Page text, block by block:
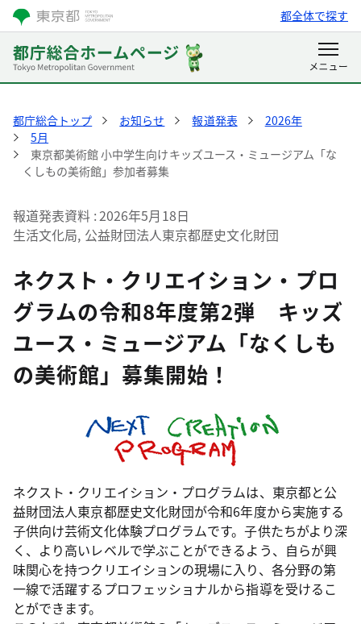
都全体で探す
都庁総合トップ お知らせ 報道発表
2026年
5月
東京都美術館 小中学生向けキッズユース・ミュージアム「な
くしもの美術館」参加者募集
報道発表資料 2026年5月18日
生活文化局, 公益財団法人東京都歴史文化財団
ネクスト・クリエイション・プロ
グラムの令和8年度第2弾 キッズ
ユース・ミュージアム「なくしも
の美術館」募集開始！
ネクスト・クリエイション・プログラムは、東京都と公
益財団法人東京都歴史文化財団が令和6年度から実施する
子供向け芸術文化体験プログラムです。子供たちがより深
く、より高いレベルで学ぶことができるよう、自らが興
味関心を持つクリエイションの現場に入り、各分野の第
一線で活躍するプロフェッショナルから指導を受けるこ
とができます。